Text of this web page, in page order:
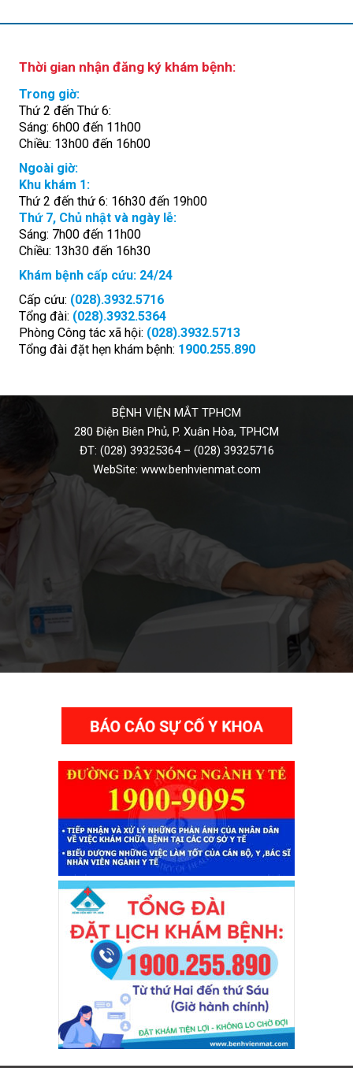
Thời gian nhận đăng ký khám bệnh:
Trong giờ:
Thứ 2 đến Thứ 6:
Sáng: 6h00 đến 11h00
Chiều: 13h00 đến 16h00
Ngoài giờ:
Khu khám 1:
Thứ 2 đến thứ 6: 16h30 đến 19h00
Thứ 7, Chủ nhật và ngày lễ:
Sáng: 7h00 đến 11h00
Chiều: 13h30 đến 16h30
Khám bệnh cấp cứu: 24/24
Cấp cứu: (028).3932.5716
Tổng đài: (028).3932.5364
Phòng Công tác xã hội: (028).3932.5713
Tổng đài đặt hẹn khám bệnh: 1900.255.890
BỆNH VIỆN MẮT TPHCM
280 Điện Biên Phủ, P. Xuân Hòa, TPHCM
ĐT: (028) 39325364– (028) 39325716
WebSite: www.benhvienmat.com